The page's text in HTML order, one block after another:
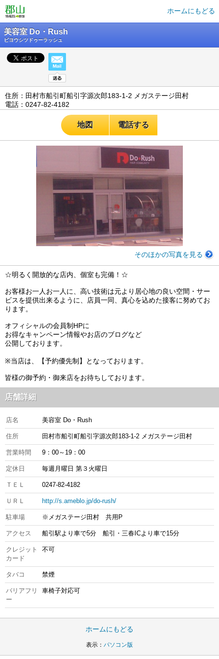
ホームにもどる
美容室 Do・Rush
ビヨウシツドゥーラッシュ
住所：田村市船引町船引字源次郎183-1-2 メガステージ田村
電話：0247-82-4182
地図 電話する
そのほかの写真を見る
☆明るく開放的な店内、個室も完備！☆
お客様お一人お一人に、高い技術は元より居心地の良い空間・サー
ビスを提供出来るように、店員一同、真心を込めた接客に努めてお
ります。
オフィシャルの会員制HPに
お得なキャンペーン情報やお店のブログなど
公開しております。
※当店は、【予約優先制】となっております。
皆様の御予約・御来店をお待ちしております。
店舗詳細
店名 美容室 Do・Rush
住所 田村市船引町船引字源次郎183-1-2 メガステージ田村
営業時間 9：00～19：00
定休日 毎週月曜日 第３火曜日
ＴＥＬ 0247-82-4182
ＵＲＬ http://s.ameblo.jp/do-rush/
駐車場 ※メガステージ田村 共用P
アクセス 船引駅より車で5分 船引・三春ICより車で15分
クレジット
カード
不可
タバコ 禁煙
バリアフリ
ー
車椅子対応可
ホームにもどる
表示： パソコン版